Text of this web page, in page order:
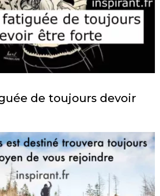
de toujours devoir